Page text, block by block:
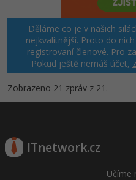
Děláme co je v našich
nejkvalitnější. Proto do
registrovaní členové. Pro
Pokud ještě nemáš účet,
Zobrazeno 21 zpráv z 21.
ITnetwork.cz
Učíme